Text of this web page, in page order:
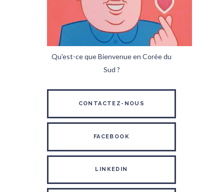
Qu'est-ce que Bienvenue en Corée du
Sud ?
CONTACTEZ-NOUS
FACEBOOK
LINKEDIN